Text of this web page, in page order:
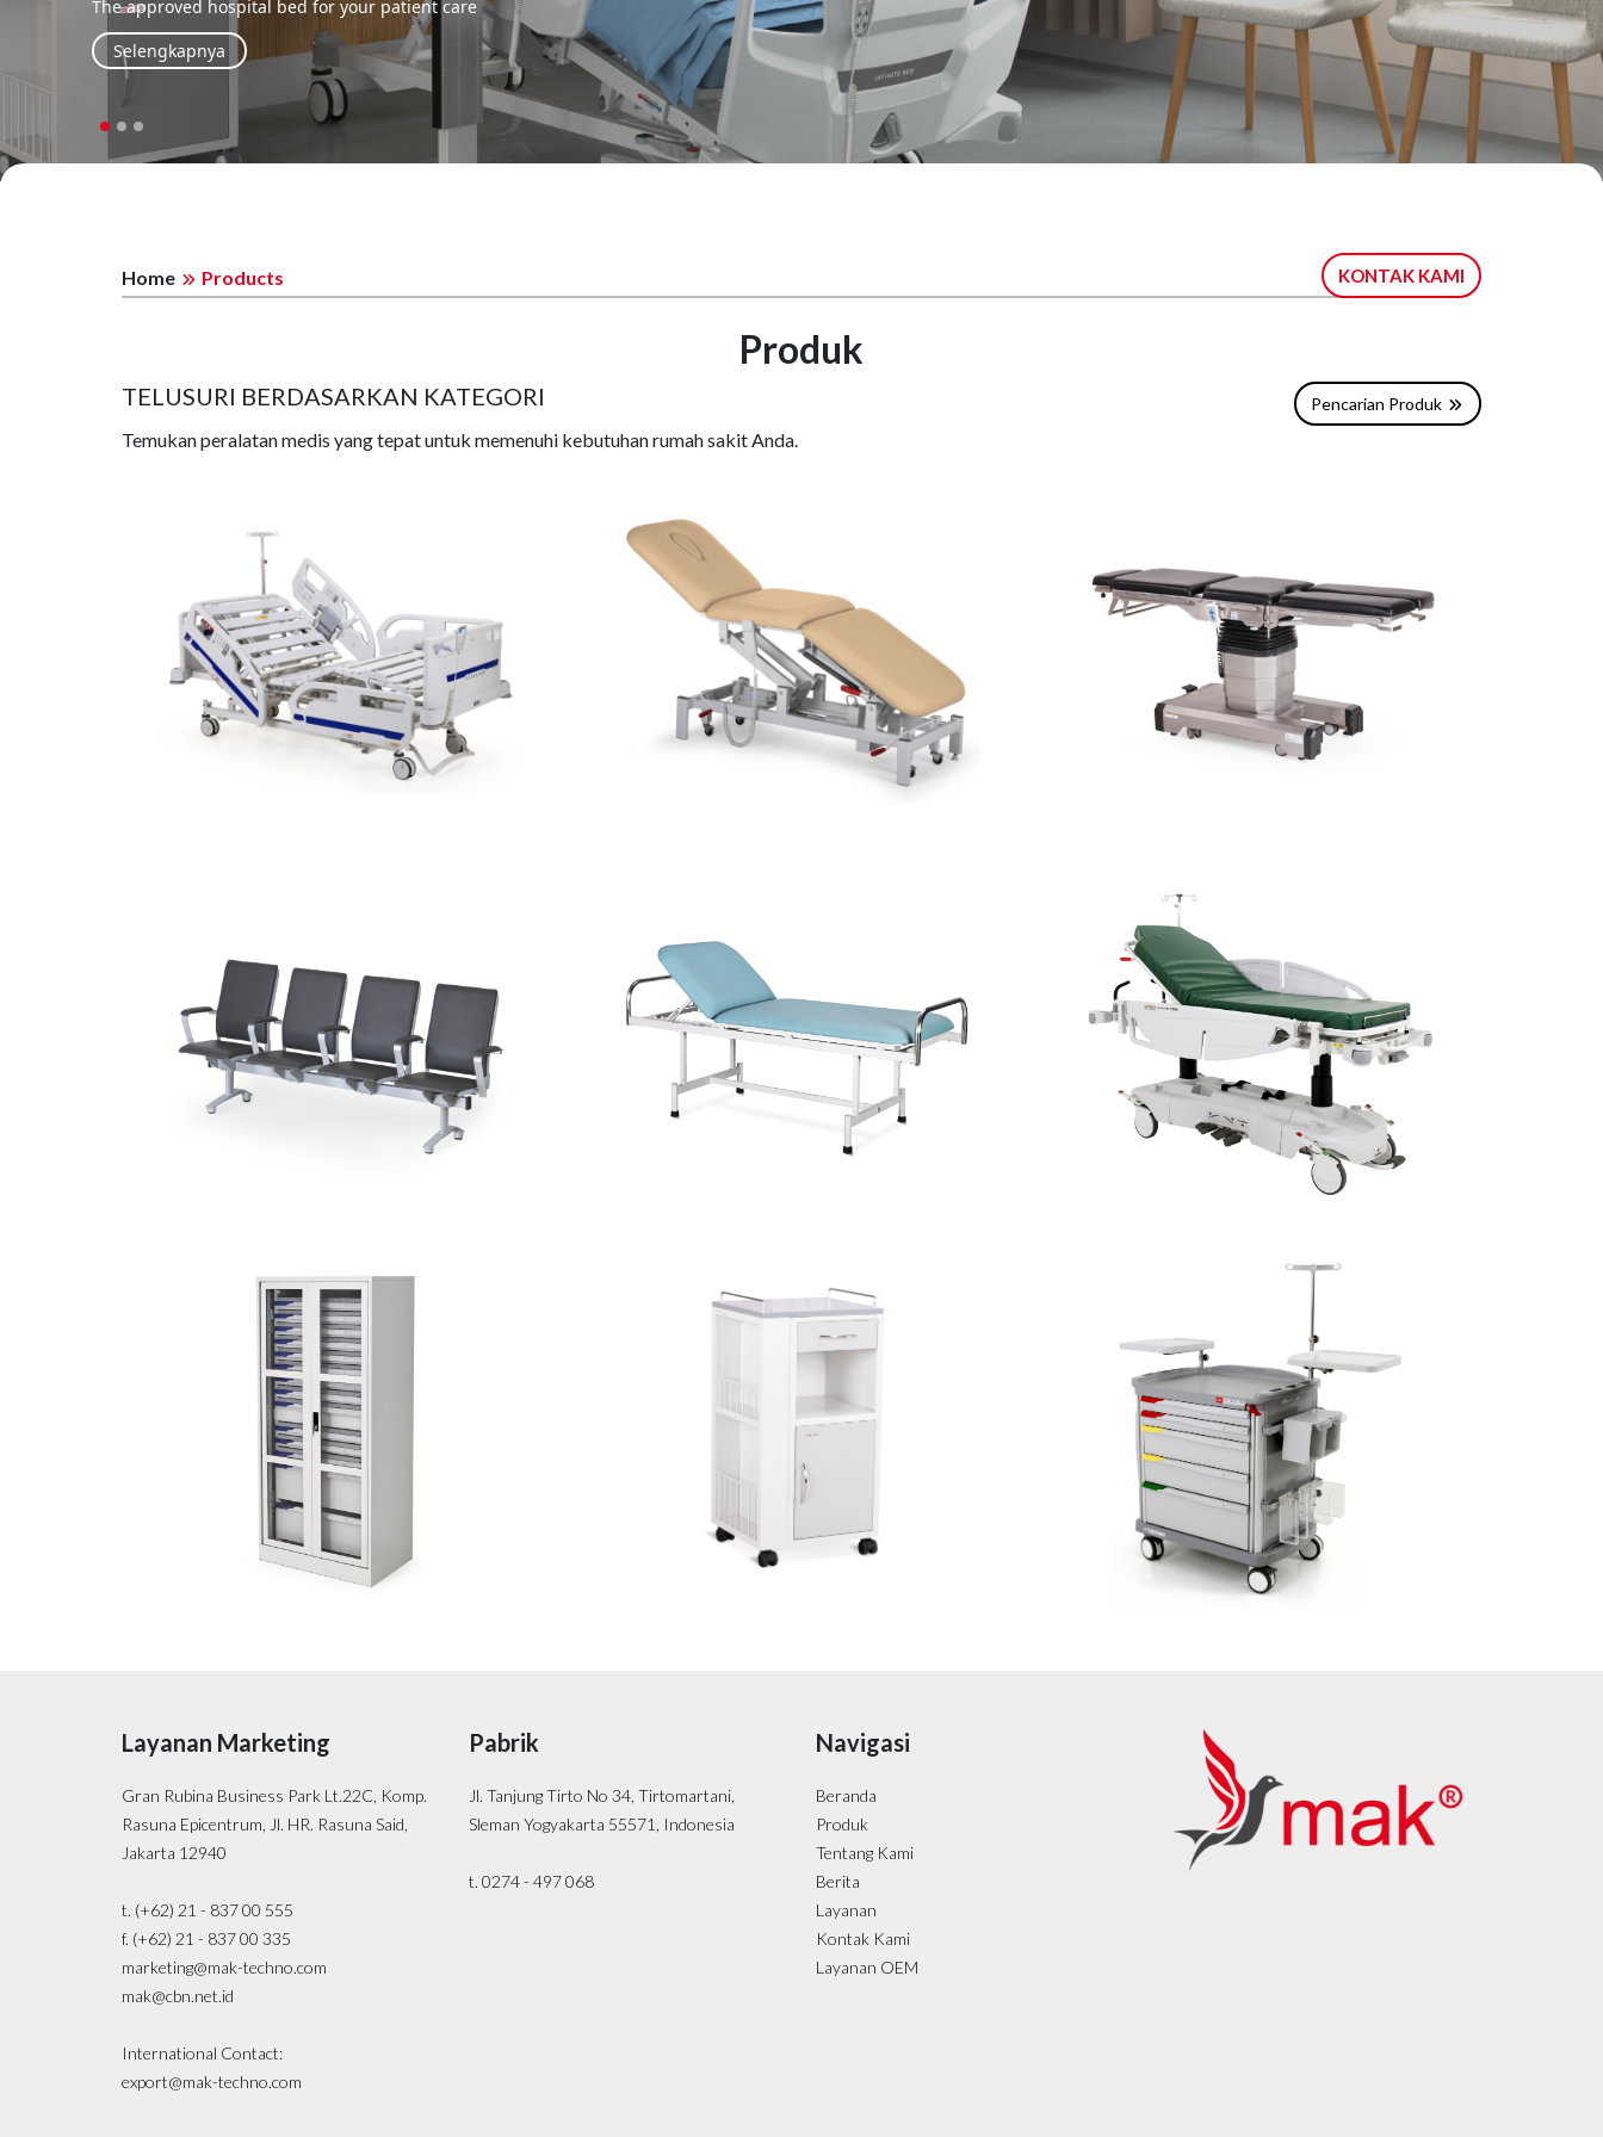
patient care
Innovative Sliding Operating Table
Selengkapnya
Home Products KONTAK KAMI
Produk
TELUSURI BERDASARKAN KATEGORI Pencarian Produk
Temukan peralatan medis yang tepat untuk memenuhi kebutuhan rumah sakit Anda.
Layanan Marketing
Gran Rubina Business Park Lt.22C, Komp.
Rasuna Epicentrum, Jl. HR. Rasuna Said,
Jakarta 12940
t. (+62) 21 - 837 00 555
f. (+62) 21 - 837 00 335
marketing@mak-techno.com
mak@cbn.net.id
International Contact:
export@mak-techno.com
Pabrik
Jl. Tanjung Tirto No 34, Tirtomartani,
Sleman Yogyakarta 55571, Indonesia
t. 0274 - 497 068
Navigasi
Beranda
Produk
Tentang Kami
Berita
Layanan
Kontak Kami
Layanan OEM